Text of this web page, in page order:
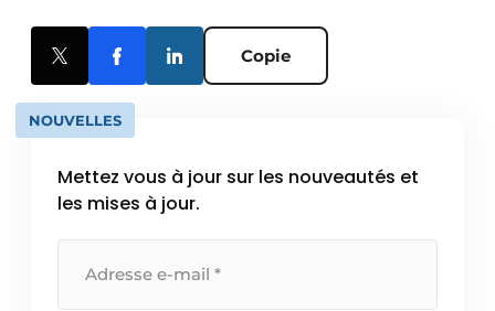
Copie
NOUVELLES
Mettez vous à jour sur les nouveautés et
les mises à jour.